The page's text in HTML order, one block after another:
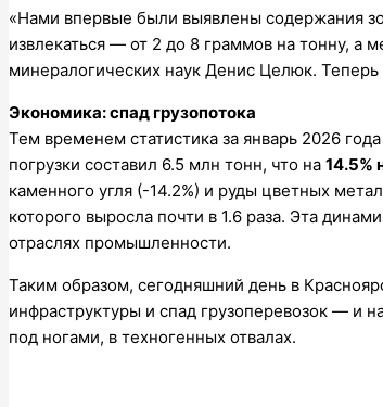
«Нами впервые были выявлены содержания
извлекаться — от 2 до 8 граммов на тонну, а
минералогических наук Денис Целюк.
Экономика: спад грузопотока
Тем временем статистика за январь 2026
погрузки составил 6.5 млн тонн, что на 14.5%
каменного угля (-14.2%) и руды цветных
которого выросла почти в 1.6 раза. Эта
отраслях промышленности.
Таким образом, сегодняшний день в
инфраструктуры и спад грузоперевозок — и
под ногами, в техногенных отвалах.